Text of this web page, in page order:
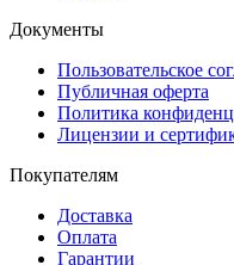
Документы
Пользовательское
Публичная оферта
Политика
Лицензии и
Покупателям
Доставка
Оплата
Гарантии